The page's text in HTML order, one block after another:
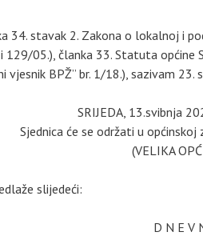
34. stavak 2. Zakona o lokalnoj i
05.), članka 33. Statuta općine
vjesnik BPŽ” br. 1/18.), sazivam 23.
SRIJEDA, 13.svibnja
Sjednica će se održati u općinskoj
(VELIKA
slijedeći:
D N E V